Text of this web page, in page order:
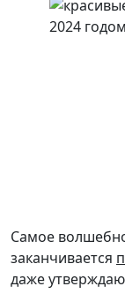
Самое
заканчивается
даже